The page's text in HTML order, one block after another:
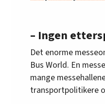
– Ingen
Det enorme
Bus World. En
mange
transportpolitikere